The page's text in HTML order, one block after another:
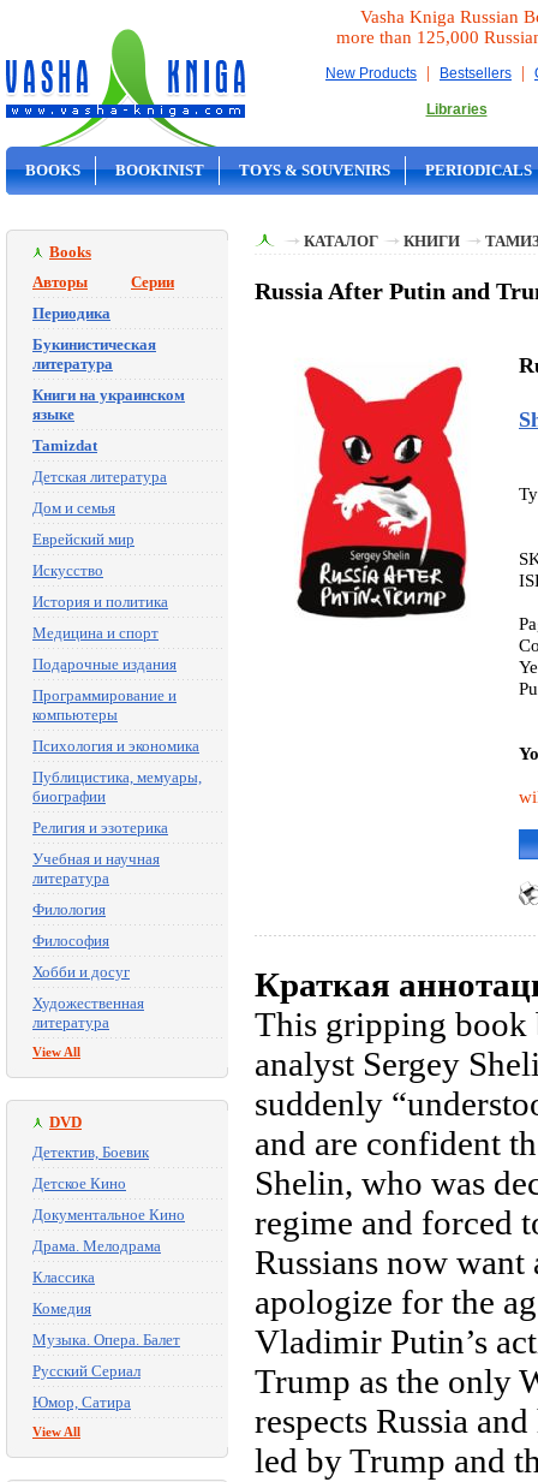
Vasha Kniga Russian
more than 125,000
New Products | Bestsellers |
Libraries
BOOKS BOOKINIST TOYS & SOUVENIRS PERIODICALS
Books
Авторы
Серии
Периодика
Букинистическая
литература
Книги на украинском
языке
Tamizdat
Детская литература
Дом и семья
Еврейский мир
Искусство
История и политика
Медицина и спорт
Подарочные издания
Программирование и
компьютеры
Психология и экономика
Публицистика, мемуары,
биографии
Религия и эзотерика
Учебная и научная
литература
Филология
Философия
Хобби и досуг
Художественная
литература
View All
DVD
Детектив, Боевик
Детское Кино
Документальное Кино
Драма. Мелодрама
Классика
Комедия
Музыка. Опера. Балет
Русский Сериал
Юмор, Сатира
View All
КАТАЛОГ КНИГИ
Russia After Putin and
Краткая
This gripping book
analyst Sergey
suddenly
and are confident
Shelin, who was
regime and forced
Russians now
apologize for the
Vladimir Putin’s
Trump as the only
respects Russia
led by Trump and